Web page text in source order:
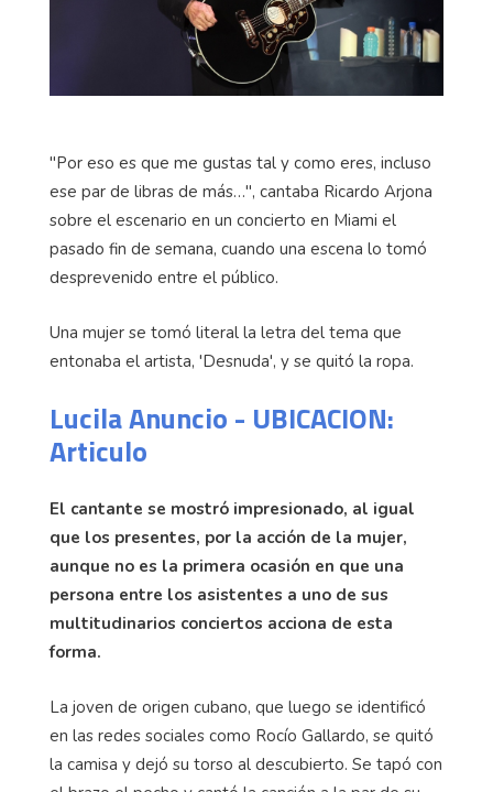
"Por eso es que me gustas tal y como eres, incluso
ese par de libras de más…", cantaba Ricardo Arjona
sobre el escenario en un concierto en Miami el
pasado fin de semana, cuando una escena lo tomó
desprevenido entre el público.
Una mujer se tomó literal la letra del tema que
entonaba el artista, 'Desnuda', y se quitó la ropa.
Lucila Anuncio - UBICACION:
Articulo
El cantante se mostró impresionado, al igual
que los presentes, por la acción de la mujer,
aunque no es la primera ocasión en que una
persona entre los asistentes a uno de sus
multitudinarios conciertos acciona de esta
forma.
La joven de origen cubano, que luego se identificó
en las redes sociales como Rocío Gallardo, se quitó
la camisa y dejó su torso al descubierto. Se tapó con